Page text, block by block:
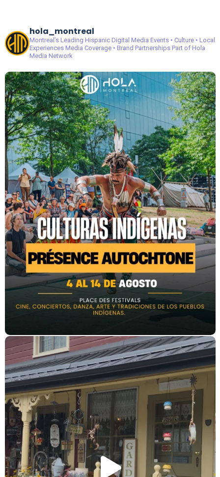
hola_montreal
Montreal’s Leading Hispanic Digital Media Events • Culture • Local
ExperiencesMedia Coverage • Brand PartnershipsPart of Hola
Media Network